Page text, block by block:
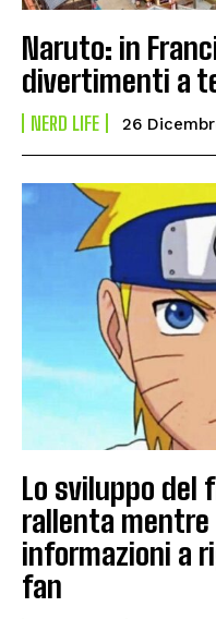
Naruto: in
divertimenti a
NERD LIFE 26
Lo sviluppo del
rallenta mentre
informazioni a
fan